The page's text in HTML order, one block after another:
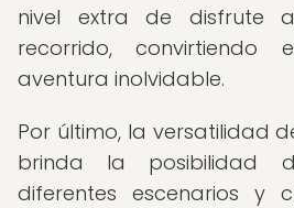
nivel extra de disfrute
recorrido,
aventura inolvidable.
Por último, la versatilidad
brinda la posibilidad
diferentes escenarios y